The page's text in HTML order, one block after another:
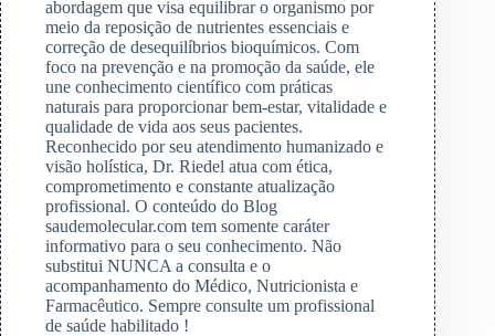
abordagem que visa equilibrar o organismo por
meio da reposição de nutrientes essenciais e
correção de desequilíbrios bioquímicos. Com
foco na prevenção e na promoção da saúde, ele
une conhecimento científico com práticas
naturais para proporcionar bem-estar, vitalidade e
qualidade de vida aos seus pacientes.
Reconhecido por seu atendimento humanizado e
visão holística, Dr. Riedel atua com ética,
comprometimento e constante atualização
profissional. O conteúdo do Blog
saudemolecular.com tem somente caráter
informativo para o seu conhecimento. Não
substitui NUNCA a consulta e o
acompanhamento do Médico, Nutricionista e
Farmacêutico. Sempre consulte um profissional
de saúde habilitado !